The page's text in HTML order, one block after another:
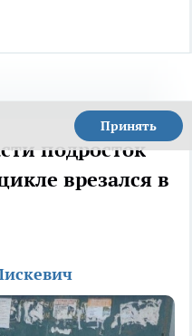
Принять
подросток
врезался в